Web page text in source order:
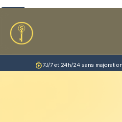
7J/7 et 24h/24 sans